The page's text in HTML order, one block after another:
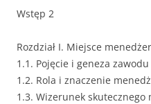
Wstęp 2
Rozdział I. Miejsce
1.1. Pojęcie i geneza
1.2. Rola i znaczenie
1.3. Wizerunek skutecznego